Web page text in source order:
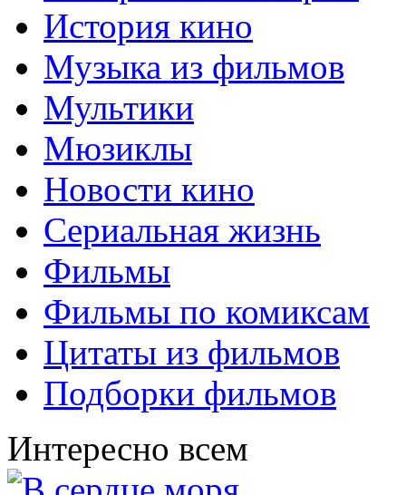
История кино
Музыка из фильмов
Мультики
Мюзиклы
Новости кино
Сериальная жизнь
Фильмы
Фильмы по комиксам
Цитаты из фильмов
Подборки фильмов
Интересно всем